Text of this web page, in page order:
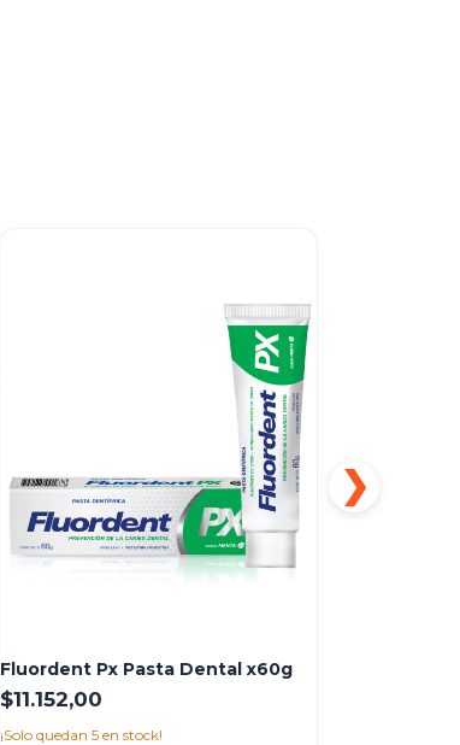
Fluordent Px Pasta Dental x60g
$11.152,00
¡Solo quedan 5 en stock!